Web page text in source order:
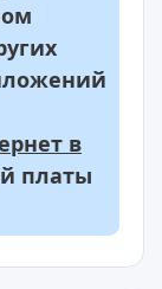
в
платы